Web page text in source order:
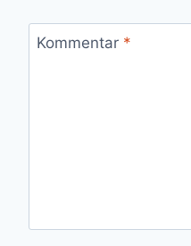
Kommentar *